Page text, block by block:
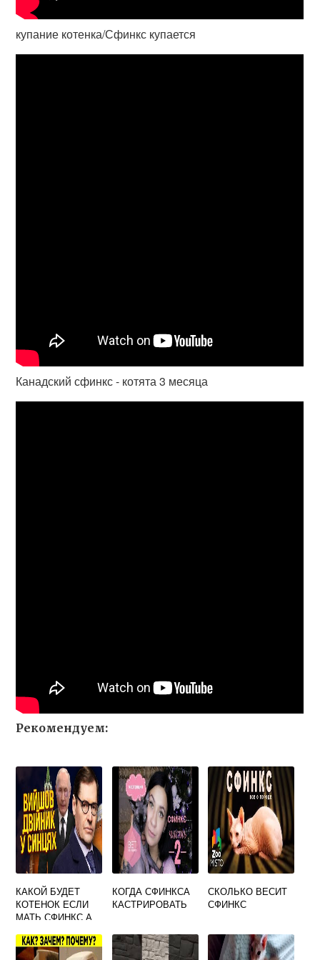
купание котенка/Сфинкс купается
Канадский сфинкс - котята 3 месяца
Рекомендуем:
КАКОЙ БУДЕТ
КОТЕНОК ЕСЛИ
МАТЬ СФИНКС А
КОГДА СФИНКСА
КАСТРИРОВАТЬ
СКОЛЬКО ВЕСИТ
СФИНКС